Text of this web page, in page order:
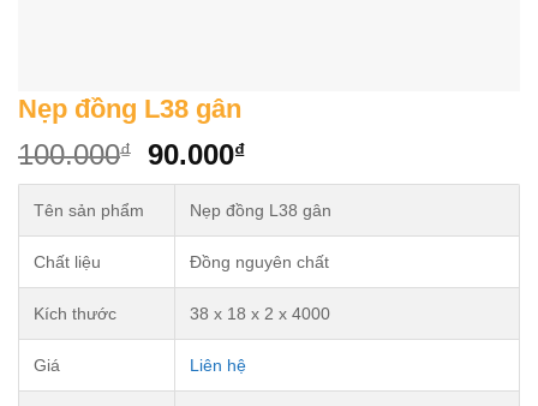
Nẹp đồng L38 gân
100.000₫
Original
price
was:
100.000₫.
90.000₫Current
price
is:
90.000₫.
Tên sản phẩm Nẹp đồng L38 gân
Chất liệu Đồng nguyên chất
Kích thước 38 x 18 x 2 x 4000
Giá Liên hệ